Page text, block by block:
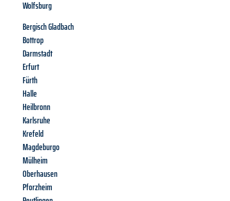
Wolfsburg
Bergisch Gladbach
Bottrop
Darmstadt
Erfurt
Fürth
Halle
Heilbronn
Karlsruhe
Krefeld
Magdeburgo
Mülheim
Oberhausen
Pforzheim